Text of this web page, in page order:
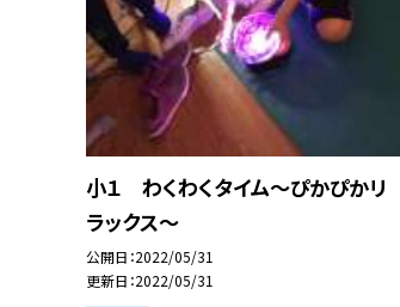
小１ わくわくタイム〜ぴかぴかリ
ラックス〜
公開日 2022/05/31
更新日 2022/05/31